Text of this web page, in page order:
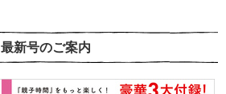
最新号のご案内